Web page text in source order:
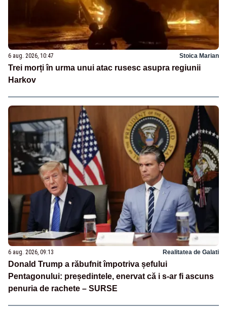
6 aug. 2026, 10:47 Stoica Marian
Trei morți în urma unui atac rusesc asupra regiunii
Harkov
6 aug. 2026, 09:13 Realitatea de Galati
Donald Trump a răbufnit împotriva șefului
Pentagonului: președintele, enervat că i s-ar fi ascuns
penuria de rachete – SURSE